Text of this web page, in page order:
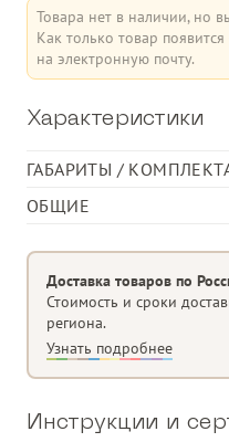
Товара нет в наличии, но
Как только товар
на электронную почту.
Характеристики
ГАБАРИТЫ /
Длина, см
Высота, см
ОБЩИЕ
Толщина
Подходит для баз
Категория
Материал изделия
Доставка товаров по
Стоимость и сроки
региона.
Узнать подробнее
Инструкции и